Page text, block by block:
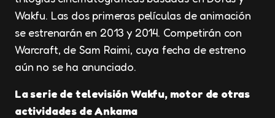
Wakfu. Las dos primeras películas de animación
se estrenarán en 2013 y 2014. Competirán con
Warcraft, de Sam Raimi, cuya fecha de estreno
aún no se ha anunciado.
La serie de televisión Wakfu, motor de otras
actividades de Ankama